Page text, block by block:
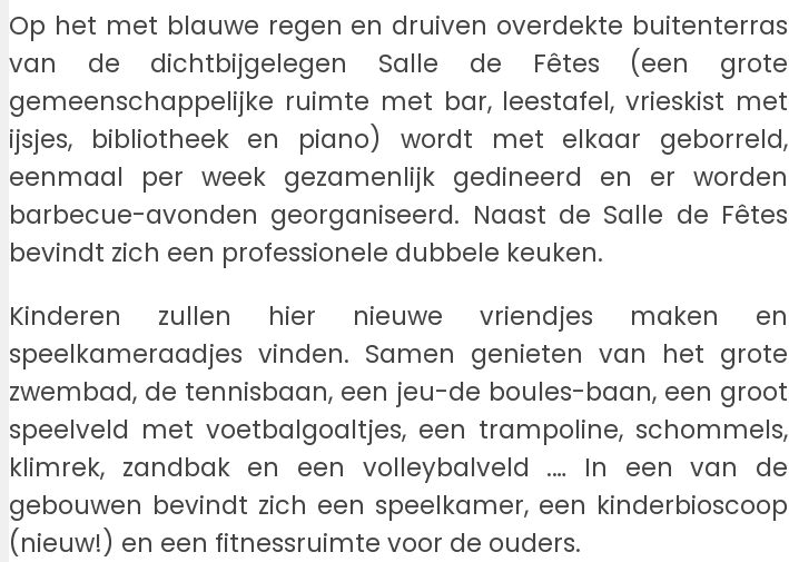
Op het met blauwe regen en druiven overdekte buitenterras
van de dichtbijgelegen Salle de Fêtes (een grote
gemeenschappelijke ruimte met bar, leestafel, vrieskist met
ijsjes, bibliotheek en piano) wordt met elkaar geborreld,
eenmaal per week gezamenlijk gedineerd en er worden
barbecue-avonden georganiseerd. Naast de Salle de Fêtes
bevindt zich een professionele dubbele keuken.
Kinderen zullen hier nieuwe vriendjes maken en
speelkameraadjes vinden. Samen genieten van het grote
zwembad, de tennisbaan, een jeu-de boules-baan, een groot
speelveld met voetbalgoaltjes, een trampoline, schommels,
klimrek, zandbak en een volleybalveld .… In een van de
gebouwen bevindt zich een speelkamer, een kinderbioscoop
(nieuw!) en een fitnessruimte voor de ouders.